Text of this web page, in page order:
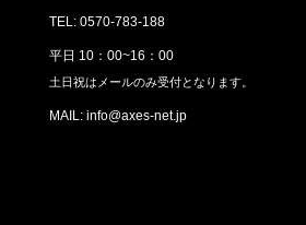
TEL: 0570-783-188
平日 10：00~16：00
土日祝はメールのみ受付となります。
MAIL: info@axes-net.jp